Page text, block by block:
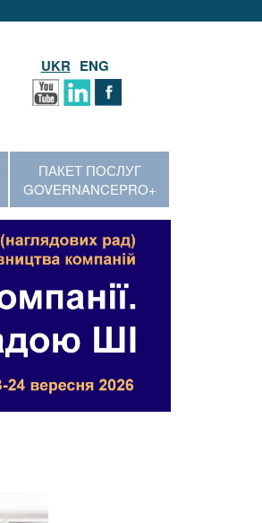
UKR ENG
ПАКЕТ ПОСЛУГ
GOVERNANCEPRO+